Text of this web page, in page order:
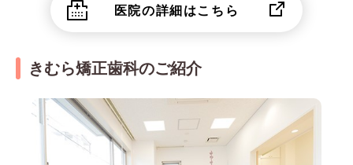
医院の詳細はこちら
きむら矯正歯科のご紹介